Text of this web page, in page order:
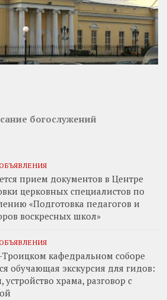
богослужений
ОБЪЯВЛЕНИЯ
прием документов в Центре
церковных специалистов по
«Подготовка педагогов и
воскресных школ»
ОБЪЯВЛЕНИЯ
Троицком кафедральном соборе
обучающая экскурсия для гидов:
устройство храма, разговор с